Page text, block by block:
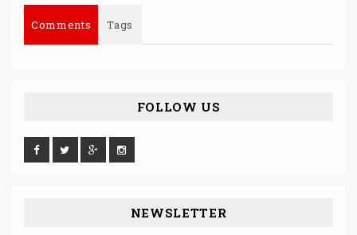
Comments Tags
FOLLOW US
NEWSLETTER